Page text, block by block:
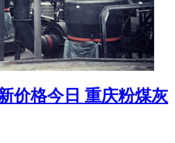
价格今日 重庆粉煤灰